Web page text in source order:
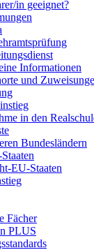
in geeignet?
Informationen
und
in den
Bundesländern
EU-Staaten
Fächer
PLUS